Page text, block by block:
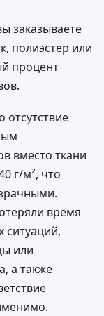
заказываете
полиэстер или
процент
отсутствие
вместо ткани
г/м², что
время
ситуаций,
или
а также